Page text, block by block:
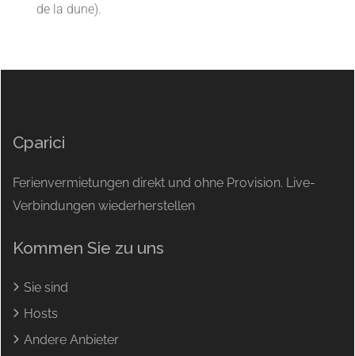
de la dune).
Cparici
Ferienvermietungen direkt und ohne Provision. Live-
Verbindungen wiederherstellen
Kommen Sie zu uns
Sie sind
Hosts
Andere Anbieter